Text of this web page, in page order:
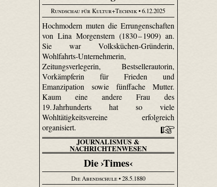
Rundschau für Kultur+Technik• 6.12.2025
Hochmodern muten die Errungenschaften
von Lina Morgenstern (1830 – 1909) an.
Sie war Volks­küchen-Gründerin,
Wohlfahrts-Unter­nehmerin,
Zeitungsverlegerin, Bestsellerautorin,
Vorkämpferin für Frieden und
Emanzipation sowie fünffache Mutter.
Kaum eine andere Frau des
19. Jahrhunderts hat so viele
Wohltätigkeitsvereine erfolgreich
organisiert.
JOURNALISMUS &
NACHRICHTENWESEN
Die ›Times‹
Die Abendschule• 28.5.1880